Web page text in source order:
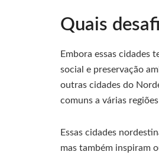
Quais
Embora essas cidades
social e preservação
outras cidades do
comuns a várias
Essas cidades
mas também inspiram